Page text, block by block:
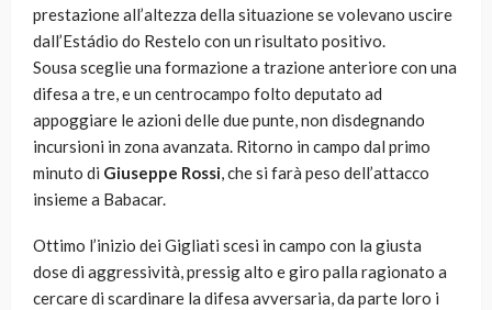
prestazione all’altezza della situazione se volevano uscire
dall’Estádio do Restelo con un risultato positivo.
Sousa sceglie una formazione a trazione anteriore con una
difesa a tre, e un centrocampo folto deputato ad
appoggiare le azioni delle due punte, non disdegnando
incursioni in zona avanzata. Ritorno in campo dal primo
minuto di Giuseppe Rossi, che si farà peso dell’attacco
insieme a Babacar.
Ottimo l’inizio dei Gigliati scesi in campo con la giusta
dose di aggressività, pressig alto e giro palla ragionato a
cercare di scardinare la difesa avversaria, da parte loro i